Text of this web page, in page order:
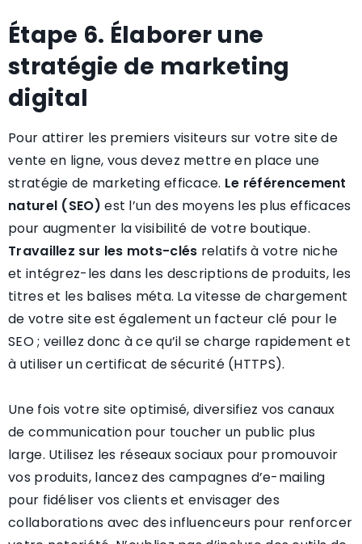
Étape 6. Élaborer une
stratégie de marketing
digital
Pour attirer les premiers visiteurs sur votre site de
vente en ligne, vous devez mettre en place une
stratégie de marketing efficace. Le référencement
naturel (SEO) est l’un des moyens les plus efficaces
pour augmenter la visibilité de votre boutique.
Travaillez sur les mots-clés relatifs à votre niche
et intégrez-les dans les descriptions de produits, les
titres et les balises méta. La vitesse de chargement
de votre site est également un facteur clé pour le
SEO ; veillez donc à ce qu’il se charge rapidement et
à utiliser un certificat de sécurité (HTTPS).
Une fois votre site optimisé, diversifiez vos canaux
de communication pour toucher un public plus
large. Utilisez les réseaux sociaux pour promouvoir
vos produits, lancez des campagnes d’e-mailing
pour fidéliser vos clients et envisager des
collaborations avec des influenceurs pour renforcer